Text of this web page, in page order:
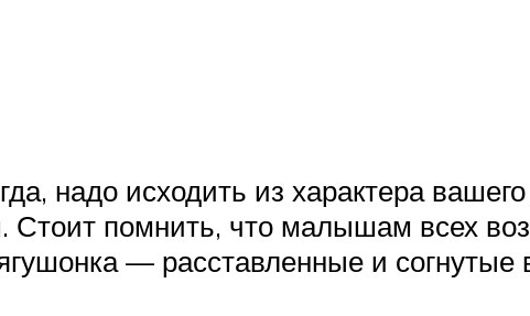
надо исходить из характера
Стоит помнить, что малышам всех
— расставленные и согнутые